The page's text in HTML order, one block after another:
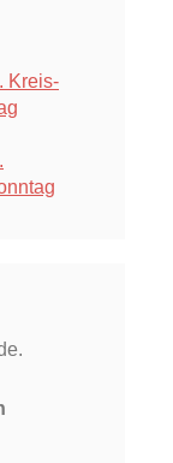
Kreis-